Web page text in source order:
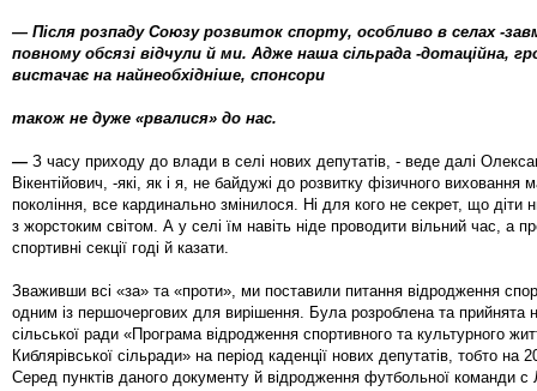
— Після розпаду Союзу розвиток спорту, особливо в селах -
повному обсязі відчули й ми. Адже наша сільрада -дотаційна,
вистачає на найнеобхідніше, спонсори
також не дуже «рвалися» до нас.
— З часу приходу до влади в селі нових депутатів, - веде далі
Вікентійович, -які, як і я, не байдужі до розвитку фізичного виховання
покоління, все кардинально змінилося. Ні для кого не секрет, що діти
з жорстоким світом. А у селі їм навіть ніде проводити вільний час, а
спортивні секції годі й казати.
Зваживши всі «за» та «проти», ми поставили питання відродження
одним із першочергових для вирішення. Була розроблена та прийнята
сільської ради «Програма відродження спортивного та культурного
Киблярівської сільради» на період каденції нових депутатів, тобто на
Серед пунктів даного документу й відродження футбольної команди с